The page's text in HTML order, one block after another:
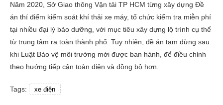
Năm 2020, Sở Giao thông Vận tải TP HCM từng xây dựng Đề
án thí điểm kiểm soát khí thải xe máy, tổ chức kiểm tra miễn phí
tại nhiều đại lý bảo dưỡng, với mục tiêu xây dựng lộ trình cụ thể
từ trung tâm ra toàn thành phố. Tuy nhiên, đề án tạm dừng sau
khi Luật Bảo vệ môi trường mới được ban hành, để điều chỉnh
theo hướng tiếp cận toàn diện và đồng bộ hơn.
Tags: xe điện